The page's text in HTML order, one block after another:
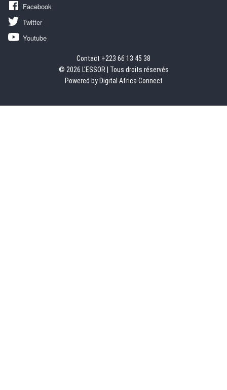
Facebook
Twitter
Youtube
Contact +223 66 13 45 38
© 2026 L'ESSOR | Tous droits réservés
Powered by Digital Africa Connect